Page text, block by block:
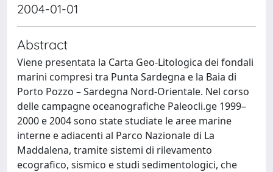
2004-01-01
Abstract
Viene presentata la Carta Geo-Litologica dei fondali
marini compresi tra Punta Sardegna e la Baia di
Porto Pozzo – Sardegna Nord-Orientale. Nel corso
delle campagne oceanografiche Paleocli.ge 1999–
2000 e 2004 sono state studiate le aree marine
interne e adiacenti al Parco Nazionale di La
Maddalena, tramite sistemi di rilevamento
ecografico, sismico e studi sedimentologici, che